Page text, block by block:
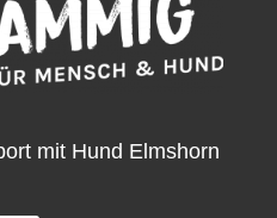
mit Hund Elmshorn